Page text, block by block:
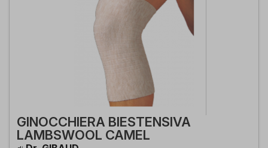
GINOCCHIERA BIESTENSIVA
LAMBSWOOL CAMEL